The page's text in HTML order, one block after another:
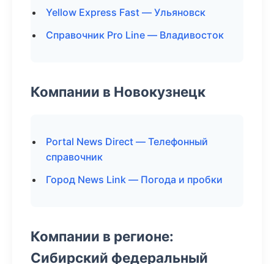
Yellow Express Fast — Ульяновск
Справочник Pro Line — Владивосток
Компании в Новокузнецк
Portal News Direct — Телефонный
справочник
Город News Link — Погода и пробки
Компании в регионе:
Сибирский федеральный